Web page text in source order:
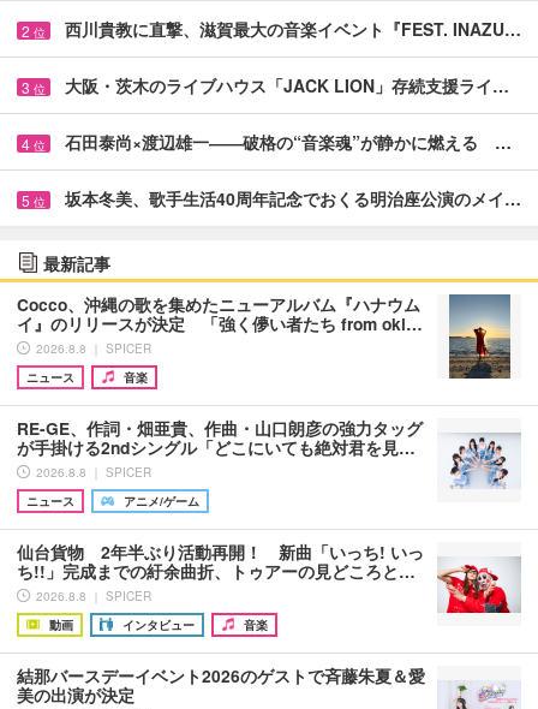
2 位 西川貴教に直撃、滋賀最大の音楽イベント『FEST. INAZU…
3 位 大阪・茨木のライブハウス「JACK LION」存続支援ライ…
4 位 石田泰尚×渡辺雄一――破格の“音楽魂”が静かに燃える …
5 位 坂本冬美、歌手生活40周年記念でおくる明治座公演のメイ…
最新記事
Cocco、沖縄の歌を集めたニューアルバム『ハナウム
イ』のリリースが決定 「強く儚い者たち from oki…
2026.8.8 ｜ SPICER
ニュース
音楽
RE-GE、作詞・畑亜貴、作曲・山口朗彦の強力タッグ
が手掛ける2ndシングル「どこにいても絶対君を見…
2026.8.8 ｜ SPICER
ニュース
アニメ/ゲーム
仙台貨物 2年半ぶり活動再開！ 新曲「いっち! いっ
ち!!」完成までの紆余曲折、トゥアーの見どころと…
2026.8.8 ｜ SPICER
動画
インタビュー 音楽
結那バースデーイベント2026のゲストで斉藤朱夏＆愛
美の出演が決定